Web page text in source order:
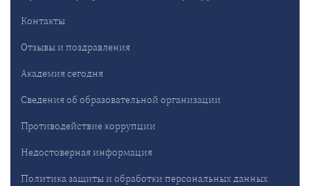
Контакты
Отзывы и поздравления
Академия сегодня
Сведения об образовательной организации
Противодействие коррупции
Недостоверная информация
Политика защиты и обработки персональных данных